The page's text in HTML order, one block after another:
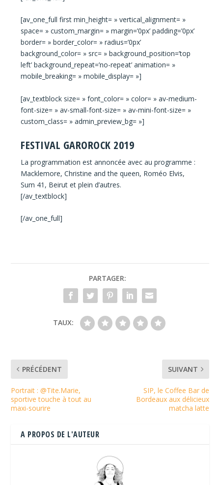
[av_one_full first min_height= » vertical_alignment= »
space= » custom_margin= » margin=’0px’ padding=’0px’
border= » border_color= » radius=’0px’
background_color= » src= » background_position=’top
left’ background_repeat=’no-repeat’ animation= »
mobile_breaking= » mobile_display= »]
[av_textblock size= » font_color= » color= » av-medium-
font-size= » av-small-font-size= » av-mini-font-size= »
custom_class= » admin_preview_bg= »]
FESTIVAL GAROROCK 2019
La programmation est annoncée avec au programme :
Macklemore, Christine and the queen, Roméo Elvis,
Sum 41, Beirut et plein d’autres.
[/av_textblock]
[/av_one_full]
PARTAGER:
TAUX:
PRÉCÉDENT
Portrait : @Tite.Marie,
sportive touche à tout au
maxi-sourire
SUIVANT
SIP, le Coffee Bar de
Bordeaux aux délicieux
matcha latte
A PROPOS DE L'AUTEUR